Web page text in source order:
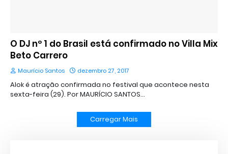
O DJ nº 1 do Brasil está confirmado no Villa Mix
Beto Carrero
Maurício Santos dezembro 27, 2017
Alok é atração confirmada no festival que acontece nesta
sexta-feira (29). Por MAURÍCIO SANTOS…
Carregar Mais